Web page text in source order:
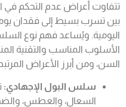
تتفاوت أعراض عدم التحكم في
بين تسرب بسيط إلى فقدان
اليومية. ويُساعد فهم نوع
الأسلوب المناسب والتقنية
السن، ومن أبرز الأعراض
سلس البول الإجهادي:
السعال، والعطس،